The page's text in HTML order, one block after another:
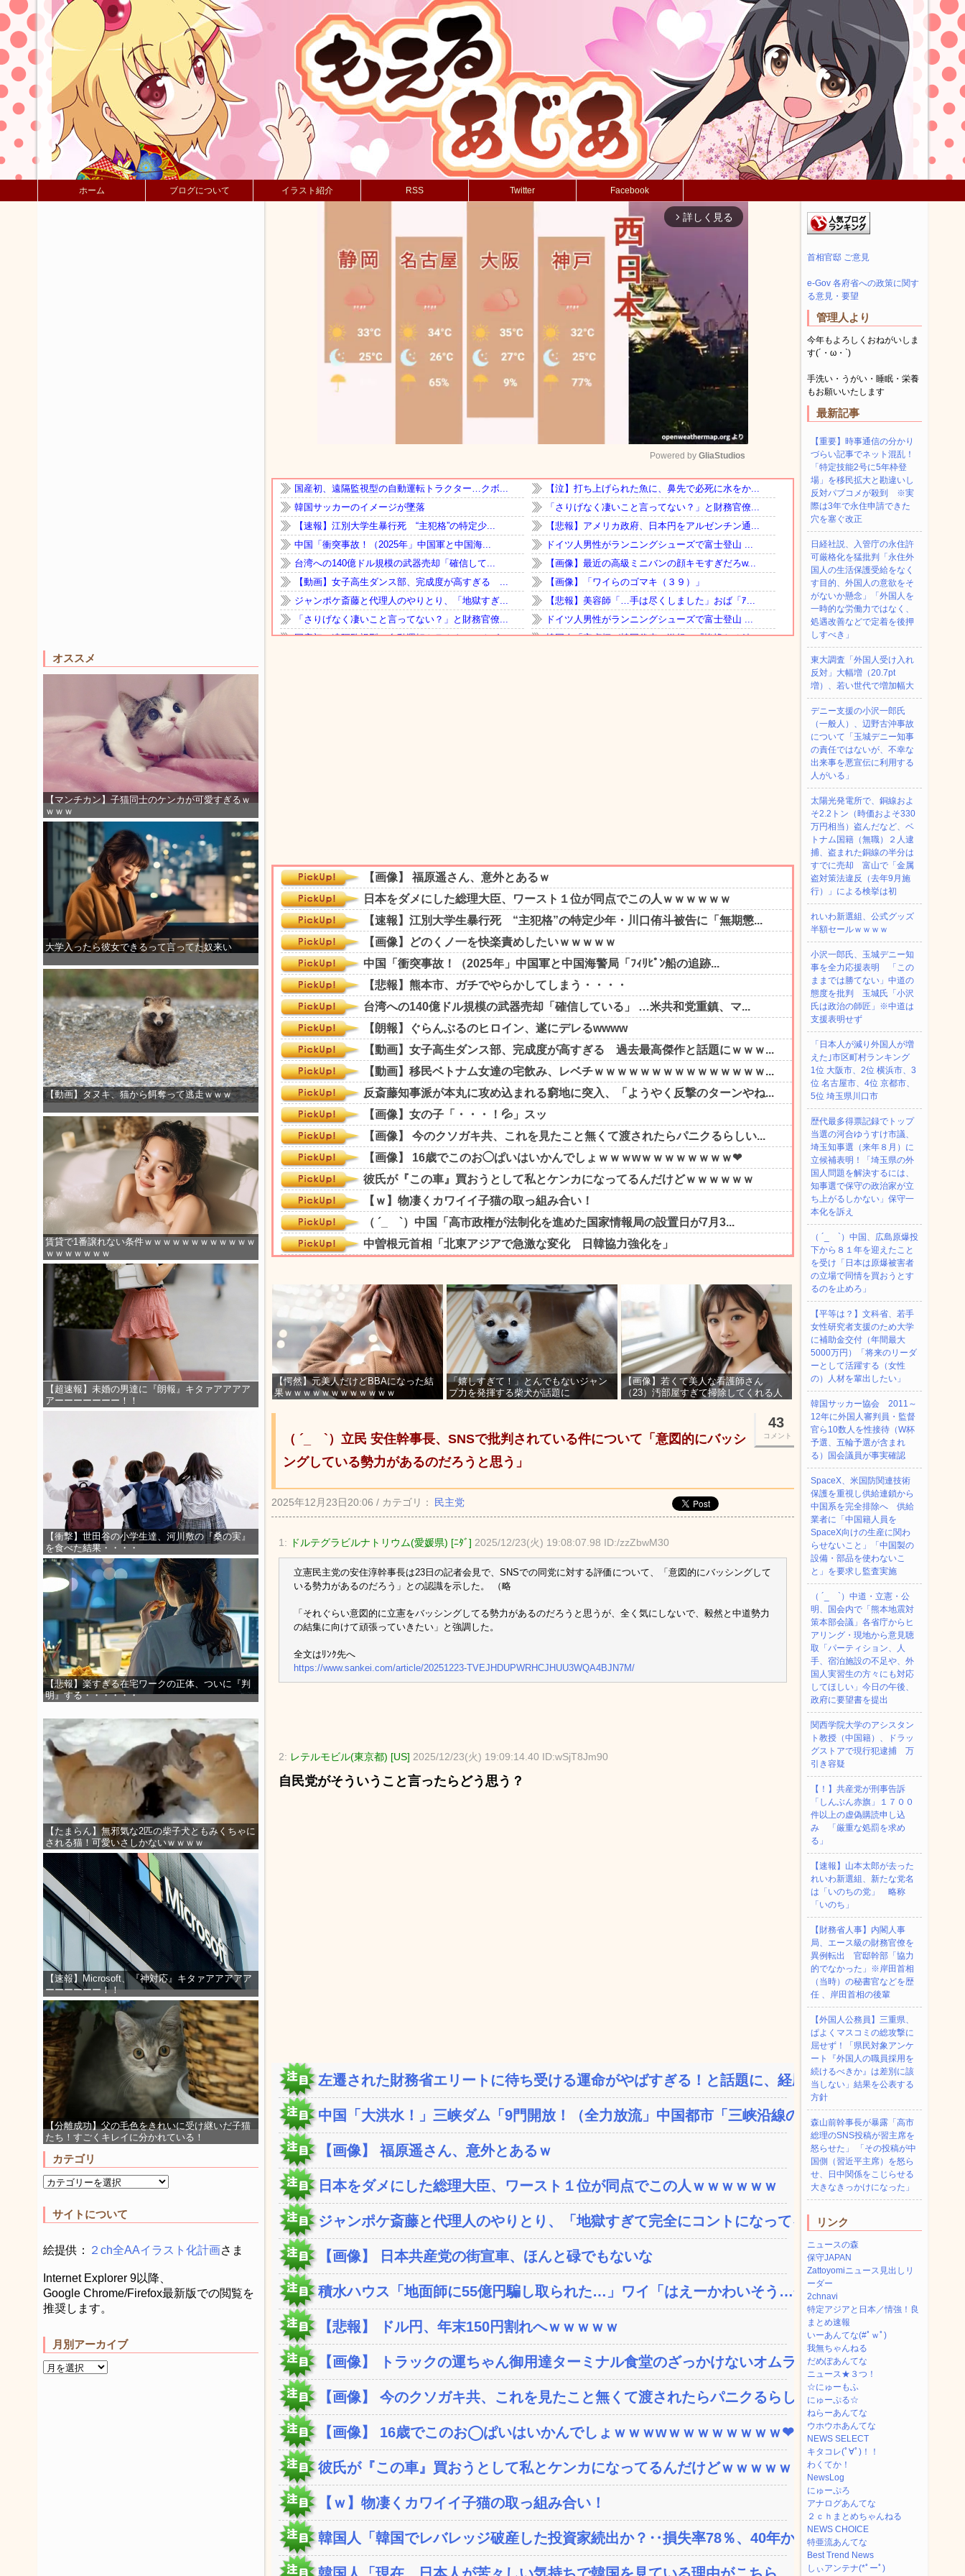
ホーム ブログについて イラスト紹介 RSS Twitter Facebook
オススメ
【マンチカン】子猫同士のケンカが可愛すぎるｗ
ｗｗｗ
大学入ったら彼女できるって言ってた奴来い
【動画】タヌキ、猫から餌奪って逃走ｗｗｗ
賃貸で1番譲れない条件ｗｗｗｗｗｗｗｗｗｗｗｗ
ｗｗｗｗｗｗｗ
【超速報】未婚の男達に『朗報』キタァアアアア
アーーーーーーー！！
【衝撃】世田谷の小学生達、河川敷の『桑の実』
を食べた結果・・・・
【悲報】楽すぎる在宅ワークの正体、ついに『判
明』する・・・・・・
【たまらん】無邪気な2匹の柴子犬ともみくちゃに
される猫！可愛いさしかないｗｗｗｗ
【速報】Microsoft、『神対応』キタァアアアアア
ーーーーーー！！
【分離成功】父の毛色をきれいに受け継いだ子猫
たち！すごくキレイに分かれている！
カテゴリ
サイトについて
絵提供： ２ch全AAイラスト化計画さま
Internet Explorer 9以降、
Google Chrome/Firefox最新版での閲覧を
推奨します。
月別アーカイブ
arrow_forward_ios 詳しく見る
Mute
Powered by GliaStudios
【愕然】元美人だけどBBAになった結
果ｗｗｗｗｗｗｗｗｗｗｗｗ
「嬉しすぎて！」とんでもないジャン
プ力を発揮する柴犬が話題に
【画像】若くて美人な看護師さん
（23）汚部屋すぎて掃除してくれる人
43
コメント
（ ´_ゝ`）立民 安住幹事長、SNSで批判されている件について「意図的にバッシ
ングしている勢力があるのだろうと思う」
2025年12月23日20:06 / カテゴリ： 民主党
1: ドルテグラビルナトリウム(愛媛県) [ﾆﾀﾞ] 2025/12/23(火) 19:08:07.98 ID:/zzZbwM30
立憲民主党の安住淳幹事長は23日の記者会見で、SNSでの同党に対する評価について、「意図的にバッシングして
いる勢力があるのだろう」との認識を示した。 （略
「それぐらい意図的に立憲をバッシングしてる勢力があるのだろうと思うが、全く気にしないで、毅然と中道勢力
の結集に向けて頑張っていきたい」と強調した。
全文はﾘﾝｸ先へ
https://www.sankei.com/article/20251223-TVEJHDUPWRHCJHUU3WQA4BJN7M/
2: レテルモビル(東京都) [US] 2025/12/23(火) 19:09:14.40 ID:wSjT8Jm90
自民党がそういうこと言ったらどう思う？
左遷された財務省エリートに待ち受ける運命がやばすぎる！と話題に、経歴自...
中国「大洪水！」三峡ダム「9門開放！（全力放流」中国都市「三峡沿線の道...
【画像】 福原遥さん、意外とあるｗ
日本をダメにした総理大臣、ワースト１位が同点でこの人ｗｗｗｗｗｗ
ジャンポケ斎藤と代理人のやりとり、「地獄すぎて完全にコントになってる…...
【画像】 日本共産党の街宣車、ほんと碌でもないな
積水ハウス「地面師に55億円騙し取られた…」ワイ「はえーかわいそう…会...
【悲報】 ドル円、年末150円割れへｗｗｗｗｗ
【画像】 トラックの運ちゃん御用達ターミナル食堂のざっかけないオムライ...
【画像】 今のクソガキ共、これを見たこと無くて渡されたらパニクるらしい...
【画像】 16歳でこのお◯ぱいはいかんでしょｗｗｗwｗｗｗｗｗｗｗｗ❤
彼氏が『この車』買おうとして私とケンカになってるんだけどｗｗｗｗｗｗ
【ｗ】物凄くカワイイ子猫の取っ組み合い！
韓国人「韓国でレバレッジ破産した投資家続出か？‥損失率78％、40年か...
韓国人「現在、日本人が苦々しい気持ちで韓国を見ている理由がこちら…」→...
首相官邸 ご意見
e-Gov 各府省への政策に関す
る意見・要望
管理人より
今年もよろしくおねがいしま
す(´・ω・`)
手洗い・うがい・睡眠・栄養
もお願いいたします
最新記事
【重要】時事通信の分かり
づらい記事でネット混乱！
「特定技能2号に5年枠登
場」を移民拡大と勘違いし
反対パブコメが殺到 ※実
際は3年で永住申請できた
穴を塞ぐ改正
日経社説、入管庁の永住許
可厳格化を猛批判「永住外
国人の生活保護受給をなく
す目的、外国人の意欲をそ
がないか懸念」「外国人を
一時的な労働力ではなく、
処遇改善などで定着を後押
しすべき」
東大調査「外国人受け入れ
反対」大幅増（20.7pt
増）、若い世代で増加幅大
デニー支援の小沢一郎氏
（一般人）、辺野古沖事故
について「玉城デニー知事
の責任ではないが、不幸な
出来事を悪宣伝に利用する
人がいる」
太陽光発電所で、銅線およ
そ2.2トン（時価およそ330
万円相当）盗んだなど、ベ
トナム国籍（無職）２人逮
捕、盗まれた銅線の半分は
すでに売却 富山で「金属
盗対策法違反（去年9月施
行）」による検挙は初
れいわ新選組、公式グッズ
半額セールｗｗｗｗ
小沢一郎氏、玉城デニー知
事を全力応援表明 「この
ままでは勝てない」中道の
態度を批判 玉城氏「小沢
氏は政治の師匠」※中道は
支援表明せず
「日本人が減り外国人が増
えた｣市区町村ランキング
1位 大阪市、2位 横浜市、3
位 名古屋市、4位 京都市、
5位 埼玉県川口市
歴代最多得票記録でトップ
当選の河合ゆうすけ市議、
埼玉知事選（来年８月）に
立候補表明！「埼玉県の外
国人問題を解決するには、
知事選で保守の政治家が立
ち上がるしかない」保守一
本化を訴え
（ ´_ゝ`）中国、広島原爆投
下から８１年を迎えたこと
を受け「日本は原爆被害者
の立場で同情を買おうとす
るのを止めろ」
【平等は？】文科省、若手
女性研究者支援のため大学
に補助金交付（年間最大
5000万円）「将来のリーダ
ーとして活躍する（女性
の）人材を輩出したい」
韓国サッカー協会 2011～
12年に外国人審判員・監督
官ら10数人を性接待（W杯
予選、五輪予選が含まれ
る）国会議員が事実確認
SpaceX、米国防関連技術
保護を重視し供給連鎖から
中国系を完全排除へ 供給
業者に「中国籍人員を
SpaceX向けの生産に関わ
らせないこと」「中国製の
設備・部品を使わないこ
と」を要求し監査実施
（ ´_ゝ`）中道・立憲・公
明、国会内で「熊本地震対
策本部会議」各省庁からヒ
アリング・現地から意見聴
取「パーティション、人
手、宿泊施設の不足や、外
国人実習生の方々にも対応
してほしい」今日の午後、
政府に要望書を提出
関西学院大学のアシスタン
ト教授（中国籍）、ドラッ
グストアで現行犯逮捕 万
引き容疑
【！】共産党が刑事告訴
「しんぶん赤旗」１７００
件以上の虚偽購読申し込
み 「厳重な処罰を求め
る」
【速報】山本太郎が去った
れいわ新選組、新たな党名
は「いのちの党」 略称
「いのち」
【財務省人事】内閣人事
局、エース級の財務官僚を
異例転出 官邸幹部「協力
的でなかった」※岸田首相
（当時）の秘書官などを歴
任 、岸田首相の後輩
【外国人公務員】三重県、
ぱよくマスコミの総攻撃に
屈せず！「県民対象アンケ
ート『外国人の職員採用を
続けるべきか』は差別に該
当しない」結果を公表する
方針
森山前幹事長が暴露「高市
総理のSNS投稿が習主席を
怒らせた」 「その投稿が中
国側（習近平主席）を怒ら
せ、日中関係をこじらせる
大きなきっかけになった」
リンク
ニュースの森
保守JAPAN
Zattoyomiニュース見出しリ
ーダー
2chnavi
特定アジアと日本／情強！良
まとめ速報
いーあんてな(#ﾟｗﾟ)
我無ちゃんねる
だめぽあんてな
ニュース★３つ！
☆にゅーもふ
にゅーぷる☆
ねらーあんてな
ウホウホあんてな
NEWS SELECT
キタコレ(ﾟ∀ﾟ)！！
わくてか！
NewsLog
にゅーぷろ
アナログあんてな
２ｃｈまとめちゃんねる
NEWS CHOICE
特亜流あんてな
Best Trend News
しぃアンテナ(*ﾟーﾟ)